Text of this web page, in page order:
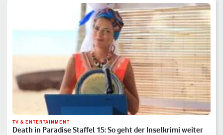
TV & ENTERTAINMENT
Death in Paradise Staffel 15: So geht der Inselkrimi weiter